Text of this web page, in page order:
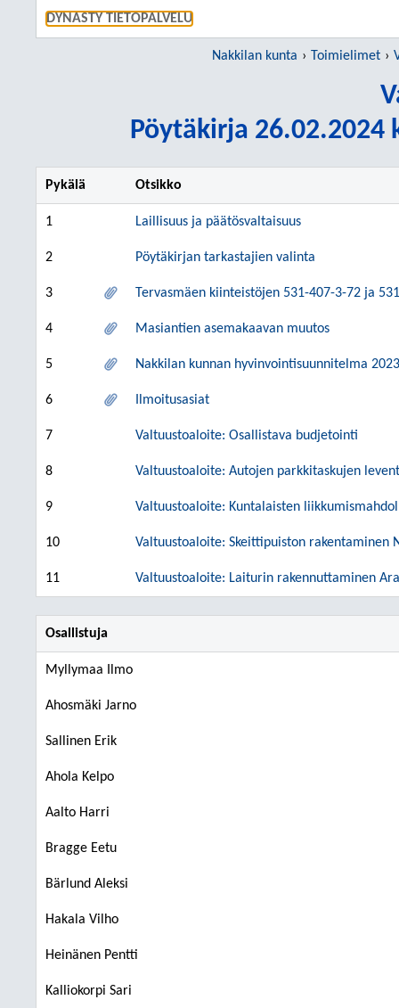
DYNASTY TIETOPALVELU
Nakkilan kunta Toimielimet
Pöytäkirja 26.02.2024
Pykälä Otsikko
1 Laillisuus ja päätösvaltaisuus
2 Pöytäkirjan tarkastajien valinta
3 Tervasmäen kiinteistöjen 531-407-3-72 ja
4 Masiantien asemakaavan muutos
5 Nakkilan kunnan hyvinvointisuunnitelma
6 Ilmoitusasiat
7 Valtuustoaloite: Osallistava budjetointi
8 Valtuustoaloite: Autojen parkkitaskujen
9 Valtuustoaloite: Kuntalaisten
10 Valtuustoaloite: Skeittipuiston rakentaminen
11 Valtuustoaloite: Laiturin rakennuttaminen
Osallistuja
Myllymaa Ilmo
Ahosmäki Jarno
Sallinen Erik
Ahola Kelpo
Aalto Harri
Bragge Eetu
Bärlund Aleksi
Hakala Vilho
Heinänen Pentti
Kalliokorpi Sari